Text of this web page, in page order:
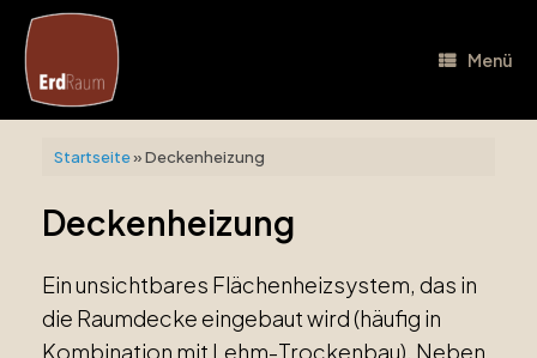
Inhalt
springen
Menü
Startseite»Deckenheizung
Deckenheizung
Ein unsichtbares Flächenheizsystem, das in
die Raumdecke eingebaut wird (häufig in
Kombination mit Lehm-Trockenbau). Neben